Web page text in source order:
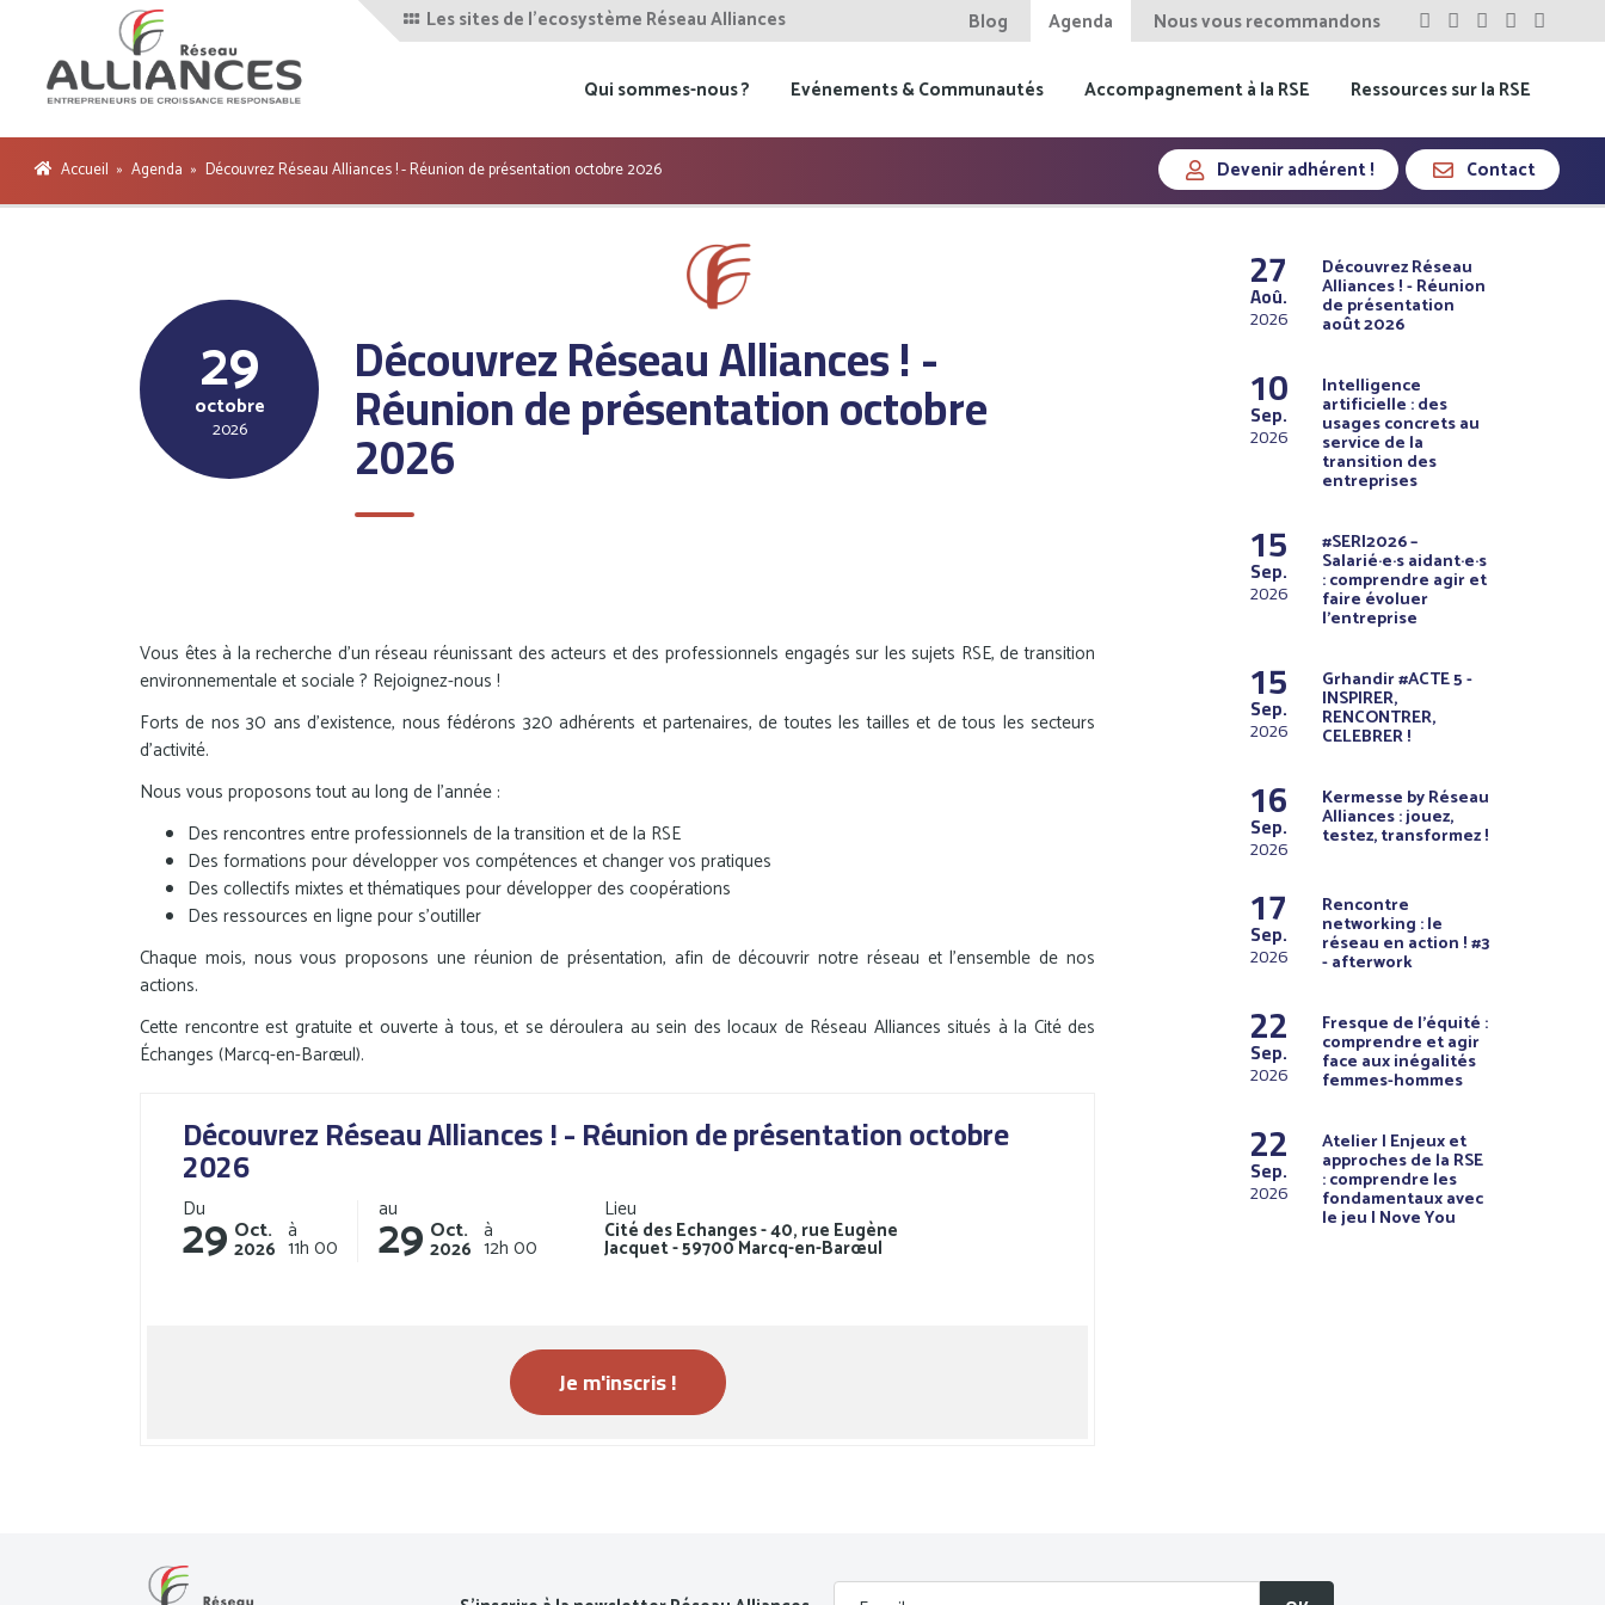
Les sites de l'ecosystème Réseau Alliances Blog Agenda Nous vous recommandons
Qui sommes-nous ? Evénements & Communautés Accompagnement à la RSE Ressources sur la RSE
Devenir adhérent ! Contact
Accueil » Agenda » Découvrez Réseau Alliances ! - Réunion de présentation octobre 2026
Ressources
sur la RSE
Devenir
adhérent
!
Découvrez Réseau Alliances ! -
Réunion de présentation octobre
2026
29
octobre
2026
Vous êtes à la recherche d'un réseau réunissant des acteurs et des professionnels engagés sur les sujets RSE, de transition
environnementale et sociale ? Rejoignez-nous !
Forts de nos 30 ans d'existence, nous fédérons 320 adhérents et partenaires, de toutes les tailles et de tous les secteurs
d'activité.
Nous vous proposons tout au long de l'année :
Des rencontres entre professionnels de la transition et de la RSE
Des formations pour développer vos compétences et changer vos pratiques
Des collectifs mixtes et thématiques pour développer des coopérations
Des ressources en ligne pour s’outiller
Chaque mois, nous vous proposons une réunion de présentation, afin de découvrir notre réseau et l'ensemble de nos
actions.
Cette rencontre est gratuite et ouverte à tous, et se déroulera au sein des locaux de Réseau Alliances situés à la Cité des
Échanges (Marcq-en-Barœul).
Découvrez Réseau Alliances ! - Réunion de présentation octobre
2026
Du
29 Oct.
2026
à
11h 00
au
29 Oct.
2026
à
12h 00
Lieu
Cité des Echanges - 40, rue Eugène
Jacquet - 59700 Marcq-en-Barœul
Je m'inscris !
Découvrez Réseau
Alliances ! - Réunion
de présentation
août 2026
27
Aoû.
2026
Intelligence
artificielle : des
usages concrets au
service de la
transition des
entreprises
10
Sep.
2026
#SERI2026 –
Salarié·e·s aidant·e·s
: comprendre agir et
faire évoluer
l’entreprise
15
Sep.
2026
Grhandir #ACTE 5 -
INSPIRER,
RENCONTRER,
CELEBRER !
15
Sep.
2026
Kermesse by Réseau
Alliances : jouez,
testez, transformez !
16
Sep.
2026
Rencontre
networking : le
réseau en action ! #3
- afterwork
17
Sep.
2026
Fresque de l’équité :
comprendre et agir
face aux inégalités
femmes-hommes
22
Sep.
2026
Atelier | Enjeux et
approches de la RSE
: comprendre les
fondamentaux avec
le jeu I Nove You
22
Sep.
2026